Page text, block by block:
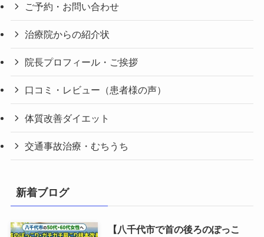
ご予約・お問い合わせ
治療院からの紹介状
院長プロフィール・ご挨拶
口コミ・レビュー（患者様の声）
体質改善ダイエット
交通事故治療・むちうち
新着ブログ
【八千代市で首の後ろのぽっこ